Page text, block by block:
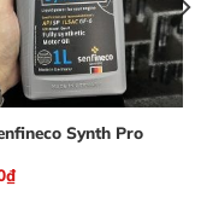
Synth Pro
₫